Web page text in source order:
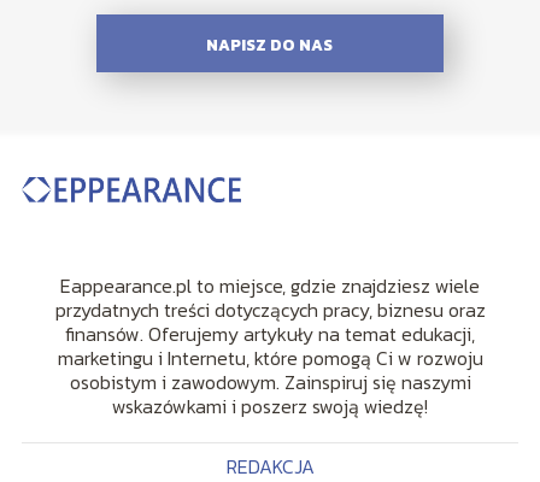
NAPISZ DO NAS
Eappearance.pl to miejsce, gdzie znajdziesz wiele
przydatnych treści dotyczących pracy, biznesu oraz
finansów. Oferujemy artykuły na temat edukacji,
marketingu i Internetu, które pomogą Ci w rozwoju
osobistym i zawodowym. Zainspiruj się naszymi
wskazówkami i poszerz swoją wiedzę!
REDAKCJA